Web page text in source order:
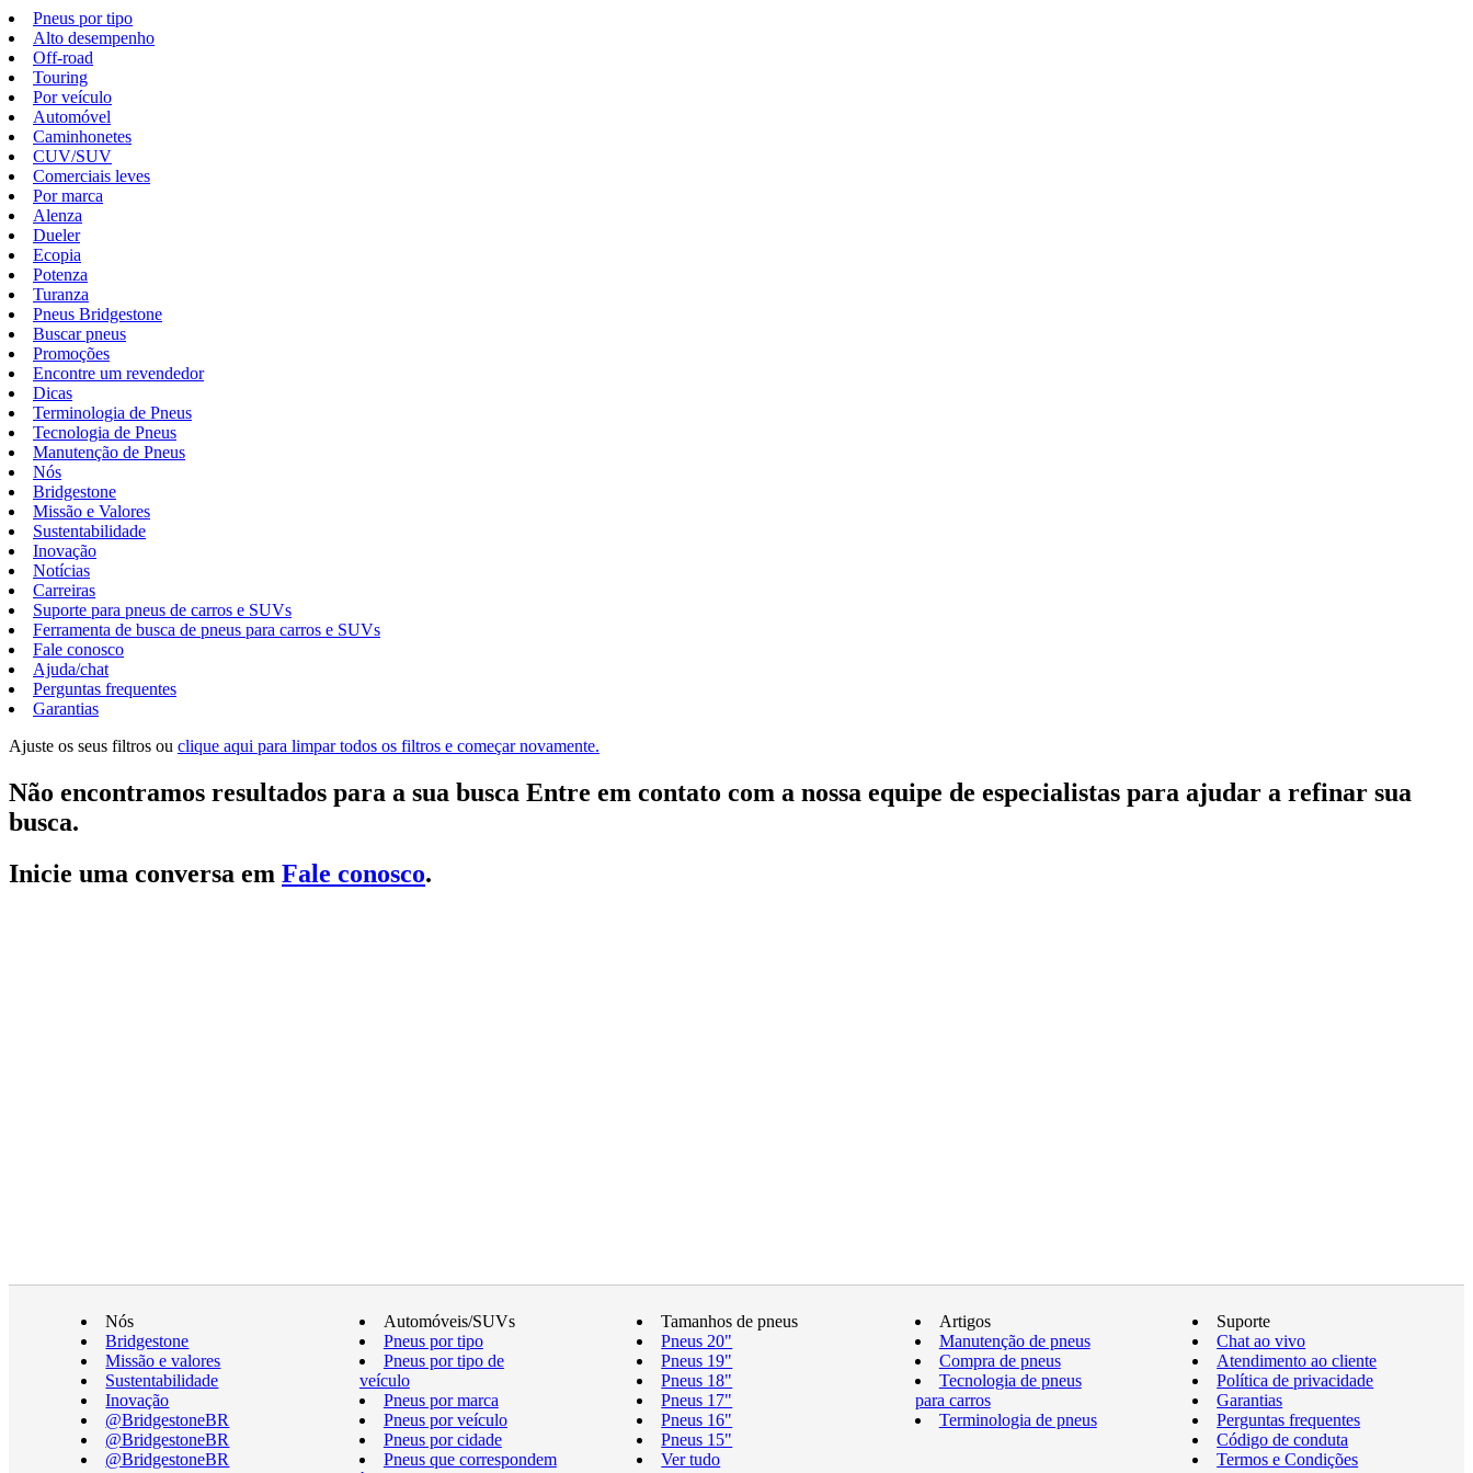
Pneus por tipo
Alto desempenho
Off-road
Touring
Por veículo
Automóvel
Caminhonetes
CUV/SUV
Comerciais leves
Por marca
Alenza
Dueler
Ecopia
Potenza
Turanza
Pneus Bridgestone
Buscar pneus
Promoções
Encontre um revendedor
Dicas
Terminologia de Pneus
Tecnologia de Pneus
Manutenção de Pneus
Nós
Bridgestone
Missão e Valores
Sustentabilidade
Inovação
Notícias
Carreiras
Suporte para pneus de carros e SUVs
Ferramenta de busca de pneus para carros e SUVs
Fale conosco
Ajuda/chat
Perguntas frequentes
Garantias
Ajuste os seus filtros ou clique aqui para limpar todos os filtros e começar novamente.
Não encontramos resultados para a sua busca Entre em contato com a nossa equipe de especialistas para ajudar a refinar sua
busca.
Inicie uma conversa em Fale conosco.
Nós
Bridgestone
Missão e valores
Sustentabilidade
Inovação
@BridgestoneBR
@BridgestoneBR
@BridgestoneBR
Automóveis/SUVs
Pneus por tipo
Pneus por tipo de
veículo
Pneus por marca
Pneus por veículo
Pneus por cidade
Pneus que correspondem
Tamanhos de pneus
Pneus 20"
Pneus 19"
Pneus 18"
Pneus 17"
Pneus 16"
Pneus 15"
Ver tudo
Artigos
Manutenção de pneus
Compra de pneus
Tecnologia de pneus
para carros
Terminologia de pneus
Suporte
Chat ao vivo
Atendimento ao cliente
Política de privacidade
Garantias
Perguntas frequentes
Código de conduta
Termos e Condições